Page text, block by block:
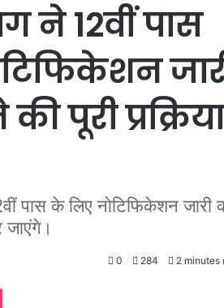
ने 12वीं पास
पूरी प्रक्रिया
पास के लिए नोटिफिकेशन जारी
0 284 2 minutes
Pocket